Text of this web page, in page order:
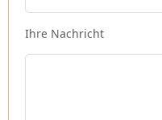
Ihre Nachricht